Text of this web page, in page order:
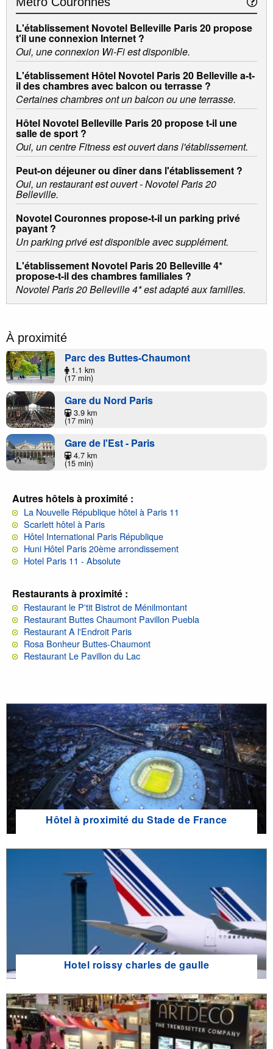
L'établissement Novotel Belleville Paris 20 propose
t'il une connexion Internet ?
Oui, une connexion Wi-Fi est disponible.
L'établissement Hôtel Novotel Paris 20 Belleville a-t-
il des chambres avec balcon ou terrasse ?
Certaines chambres ont un balcon ou une terrasse.
Hôtel Novotel Belleville Paris 20 propose t-il une
salle de sport ?
Oui, un centre Fitness est ouvert dans l'établissement.
Peut-on déjeuner ou dîner dans l'établissement ?
Oui, un restaurant est ouvert - Novotel Paris 20
Belleville.
Novotel Couronnes propose-t-il un parking privé
payant ?
Un parking privé est disponible avec supplément.
L'établissement Novotel Paris 20 Belleville 4*
propose-t-il des chambres familiales ?
Novotel Paris 20 Belleville 4* est adapté aux familles.
À proximité
Parc des Buttes-Chaumont
1.1 km
(17 min)
Gare du Nord Paris
3.9 km
(17 min)
Gare de l'Est - Paris
4.7 km
(15 min)
Autres hôtels à proximité :
La Nouvelle République hôtel à Paris 11
Scarlett hôtel à Paris
Hôtel International Paris République
Huni Hôtel Paris 20ème arrondissement
Hotel Paris 11 - Absolute
Restaurants à proximité :
Restaurant le P'tit Bistrot de Ménilmontant
Restaurant Buttes Chaumont Pavillon Puebla
Restaurant A l'Endroit Paris
Rosa Bonheur Buttes-Chaumont
Restaurant Le Pavillon du Lac
Hôtel à proximité du Stade de France
Hotel roissy charles de gaulle